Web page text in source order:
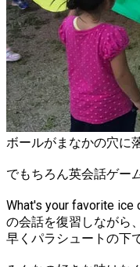
ボールがまなかの穴に
でもちろん英会話ゲー
What's your favorite ice
の会話を復習しながら
早くパラシュートの下